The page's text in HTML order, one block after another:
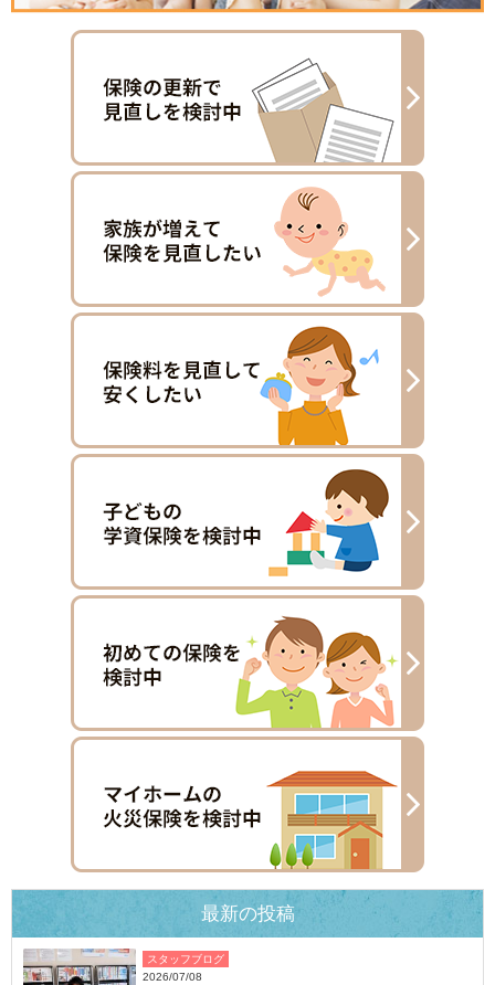
最新の投稿
スタッフブログ
2026/07/08